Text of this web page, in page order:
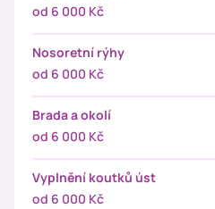
od 6 000 Kč
Nosoretní rýhy
od 6 000 Kč
Brada a okolí
od 6 000 Kč
Vyplnění koutků úst
od 6 000 Kč